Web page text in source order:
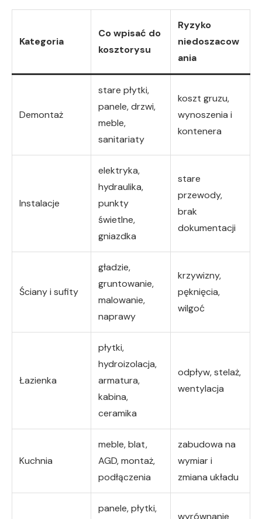
Kategoria
Co wpisać do
kosztorysu
Ryzyko
niedoszacow
ania
Demontaż
stare płytki,
panele, drzwi,
meble,
sanitariaty
koszt gruzu,
wynoszenia i
kontenera
Instalacje
elektryka,
hydraulika,
punkty
świetlne,
gniazdka
stare
przewody,
brak
dokumentacji
Ściany i sufity
gładzie,
gruntowanie,
malowanie,
naprawy
krzywizny,
pęknięcia,
wilgoć
Łazienka
płytki,
hydroizolacja,
armatura,
kabina,
ceramika
odpływ, stelaż,
wentylacja
Kuchnia
meble, blat,
AGD, montaż,
podłączenia
zabudowa na
wymiar i
zmiana układu
panele, płytki,
wyrównanie